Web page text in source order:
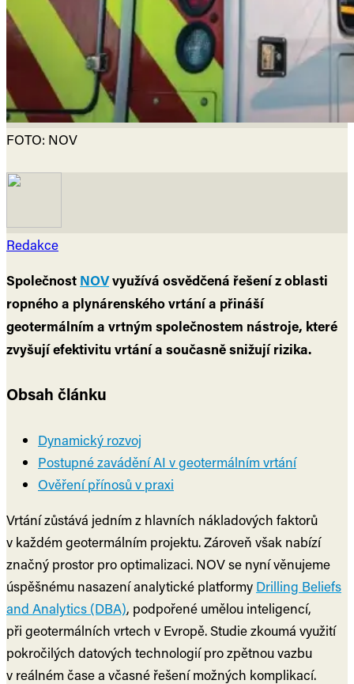
FOTO: NOV
Redakce
Společnost NOVvyužívá osvědčená řešení z oblasti
ropného a plynárenského vrtání a přináší
geotermálním a vrtným společnostem nástroje, které
zvyšují efektivitu vrtání a současně snižují rizika.
Obsah článku
Dynamický rozvoj
Postupné zavádění AI v geotermálním vrtání
Ověření přínosů v praxi
Vrtání zůstává jedním z hlavních nákladových faktorů
v každém geotermálním projektu. Zároveň však nabízí
značný prostor pro optimalizaci. NOV se nyní věnujeme
úspěšnému nasazení analytické platformy Drilling Beliefs
and Analytics (DBA), podpořené umělou inteligencí,
při geotermálních vrtech v Evropě. Studie zkoumá využití
pokročilých datových technologií pro zpětnou vazbu
v reálném čase a včasné řešení možných komplikací.